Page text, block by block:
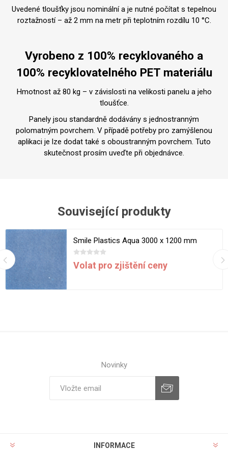
Uvedené tloušťky jsou nominální a je nutné počítat s tepelnou
roztažností – až 2 mm na metr při teplotním rozdílu 10 °C.
Vyrobeno z 100% recyklovaného a
100% recyklovatelného PET materiálu
Hmotnost až 80 kg – v závislosti na velikosti panelu a jeho
tloušťce.
Panely jsou standardně dodávány s jednostranným
polomatným povrchem. V případě potřeby pro zamýšlenou
aplikaci je lze dodat také s oboustranným povrchem. Tuto
skutečnost prosím uveďte při objednávce.
Související produkty
Smile Plastics Aqua 3000 x 1200 mm
Volat pro zjištění ceny
Novinky
INFORMACE